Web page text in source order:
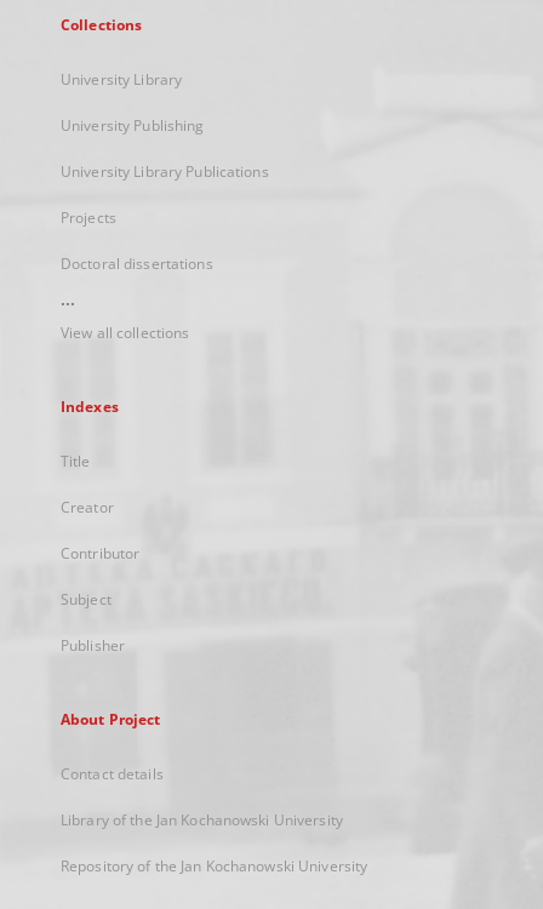
Collections
University Library
University Publishing
University Library Publications
Projects
Doctoral dissertations
...
View all collections
Indexes
Title
Creator
Contributor
Subject
Publisher
About Project
Contact details
Library of the Jan Kochanowski University
Repository of the Jan Kochanowski University